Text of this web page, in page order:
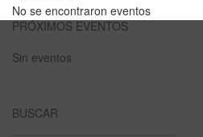
No se encontraron eventos
PRÓXIMOS EVENTOS
Sin eventos
BUSCAR